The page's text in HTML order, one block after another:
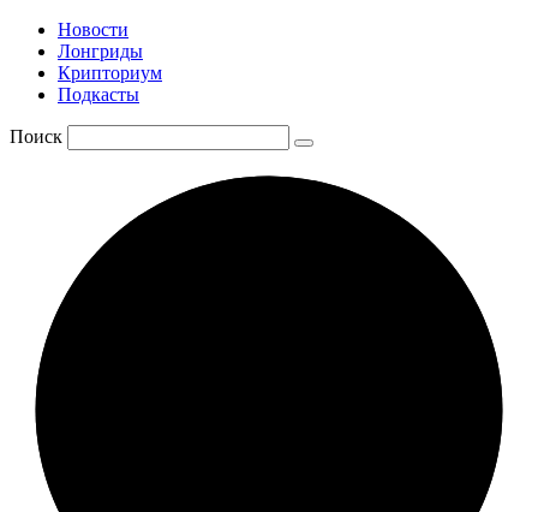
Новости
Лонгриды
Крипториум
Подкасты
Поиск